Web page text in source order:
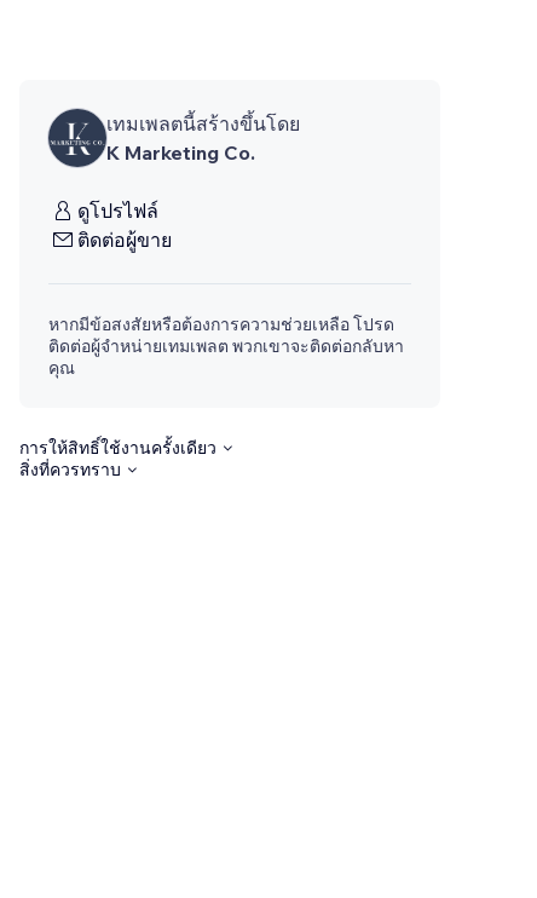
เทมเพลตนี้สร้างขึ้นโดย
K Marketing Co.
ดูโปรไฟล์
ติดต่อผู้ขาย
หากมีข้อสงสัยหรือต้องการความช่วยเหลือ โปรด
ติดต่อผู้จำหน่ายเทมเพลต พวกเขาจะติดต่อกลับหา
คุณ
การให้สิทธิ์ใช้งานครั้งเดียว
สิ่งที่ควรทราบ